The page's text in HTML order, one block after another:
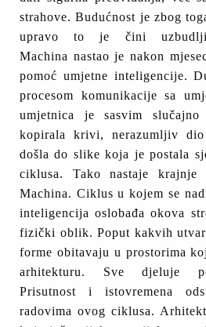
strahove. Budućnost je zbog
upravo to je čini
Machina nastao je nakon
pomoć umjetne inteligencije.
procesom komunikacije sa
umjetnica je sasvim
kopirala krivi, nerazumljiv
došla do slike koja je postala
ciklusa. Tako nastaje krajnje
Machina. Ciklus u kojem se
inteligencija oslobađa okova
fizički oblik. Poput kakvih
forme obitavaju u prostorima
arhitekturu. Sve djeluje
Prisutnost i istovremena
radovima ovog ciklusa.